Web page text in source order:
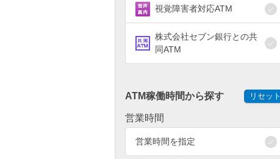
視覚障害者対応ATM
株式会社セブン銀行との共
同ATM
ATM稼働時間から探す リセット
営業時間
営業時間を指定